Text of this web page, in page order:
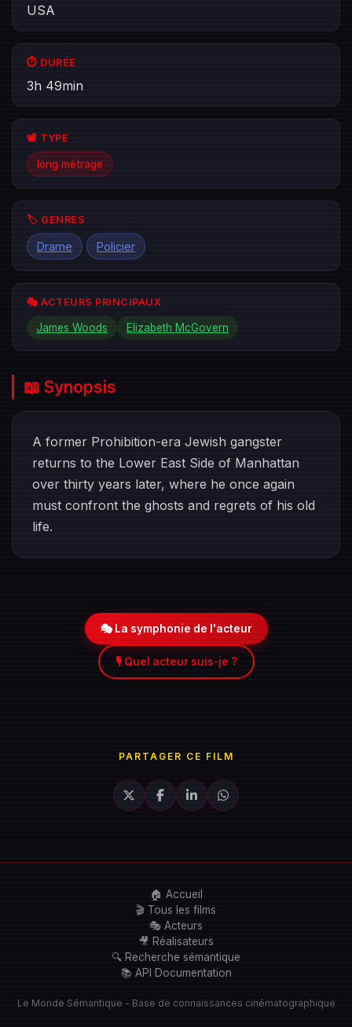
USA
⏱️ DURÉE
3h 49min
📽️ TYPE
long métrage
🏷️ GENRES
Drame Policier
🎭 ACTEURS PRINCIPAUX
James Woods Elizabeth McGovern
📖 Synopsis
A former Prohibition-era Jewish gangster
returns to the Lower East Side of Manhattan
over thirty years later, where he once again
must confront the ghosts and regrets of his old
life.
🎭 La symphonie de l'acteur
🎙️ Quel acteur suis-je ?
PARTAGER CE FILM
🏠 Accueil
🎬 Tous les films
🎭 Acteurs
🎥 Réalisateurs
🔍 Recherche sémantique
📚 API Documentation
Le Monde Sémantique - Base de connaissances cinématographique